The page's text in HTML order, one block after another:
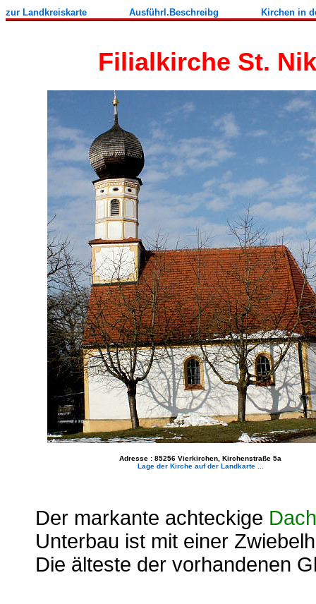
zur Landkreiskarte Ausführl.Beschreibg Kirchen in
Filialkirche St.
Adresse : 85256 Vierkirchen, Kirchenstraße 5a
Lage der Kirche auf der Landkarte ...
Der markante achteckige
Unterbau ist mit einer
Die älteste der vorhandenen